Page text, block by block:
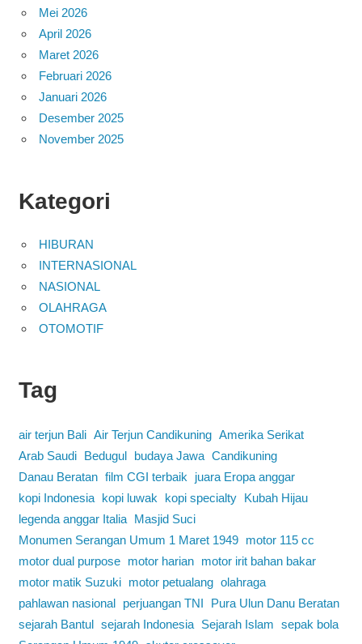
Mei 2026
April 2026
Maret 2026
Februari 2026
Januari 2026
Desember 2025
November 2025
Kategori
HIBURAN
INTERNASIONAL
NASIONAL
OLAHRAGA
OTOMOTIF
Tag
air terjun Bali Air Terjun Candikuning Amerika Serikat
Arab Saudi
Bedugul budaya Jawa Candikuning
Danau Beratan film CGI terbaik
juara Eropa anggar
kopi Indonesia
kopi luwak kopi specialty
Kubah Hijau
legenda anggar Italia
Masjid Suci
Monumen Serangan Umum 1 Maret 1949
motor 115 cc
motor dual purpose
motor harian
motor irit bahan bakar
motor matik Suzuki
motor petualang olahraga
pahlawan nasional
perjuangan TNI
Pura Ulun Danu Beratan
sejarah Bantul sejarah Indonesia Sejarah Islam sepak bola